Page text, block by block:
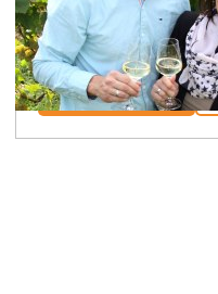
.
Meer informatie